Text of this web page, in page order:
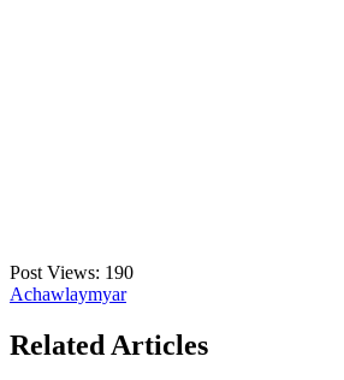
Post Views: 190
Achawlaymyar
Related Articles